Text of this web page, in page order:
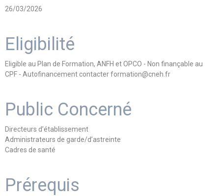
26/03/2026
Eligibilité
Eligible au Plan de Formation, ANFH et OPCO - Non finançable au
CPF - Autofinancement contacter formation@cneh.fr
Public Concerné
Directeurs d’établissement
Administrateurs de garde/d’astreinte
Cadres de santé
Prérequis